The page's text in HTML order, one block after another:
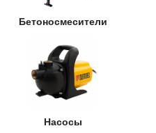
Бетоносмесители
Насосы